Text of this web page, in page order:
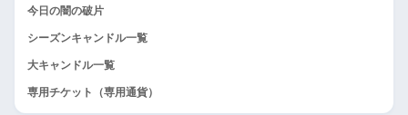
今日の闇の破片
シーズンキャンドル一覧
大キャンドル一覧
専用チケット（専用通貨）